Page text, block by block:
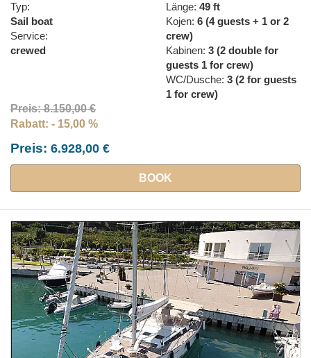
WC/Dusche:
Typ:
Sail boat
Service:
crewed
Länge: 49 ft
Kojen: 6 (4 guests + 1 or 2
crew)
Kabinen: 3 (2 double for
guests 1 for crew)
WC/Dusche: 3 (2 for guests
1 for crew)
Preis: 8.150,00 €
Rabatt: - 15,00 %
Preis: 6.928,00 €
BOOK